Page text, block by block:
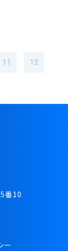
11 12
番10
ー